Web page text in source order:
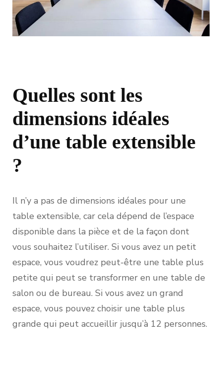
Quelles sont les
dimensions idéales
d’une table extensible
?
Il n’y a pas de dimensions idéales pour une
table extensible, car cela dépend de l’espace
disponible dans la pièce et de la façon dont
vous souhaitez l’utiliser. Si vous avez un petit
espace, vous voudrez peut-être une table plus
petite qui peut se transformer en une table de
salon ou de bureau. Si vous avez un grand
espace, vous pouvez choisir une table plus
grande qui peut accueillir jusqu’à 12 personnes.